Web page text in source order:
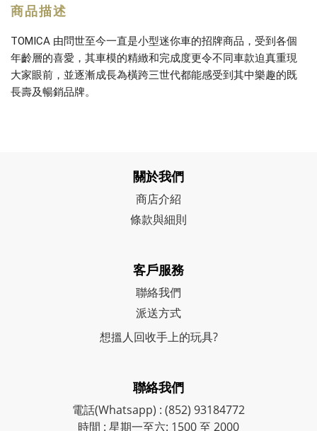
商品描述
TOMICA 由問世至今一直是小型迷你車的招牌商品，受到各個
年齡層的喜愛，其車模的精緻和完成度更令不同車款迫真重現
大家眼前，並逐漸成長為橫跨三世代都能感受到其中樂趣的既
長壽及暢銷品牌。
關於我們
商店介紹
條款與細則
客戶服務
聯絡我們
派送方式
想搵人回收手上的玩具?
聯絡我們
電話(Whatsapp) : (852) 93184772
時間 : 星期一至六: 1500 至 2000